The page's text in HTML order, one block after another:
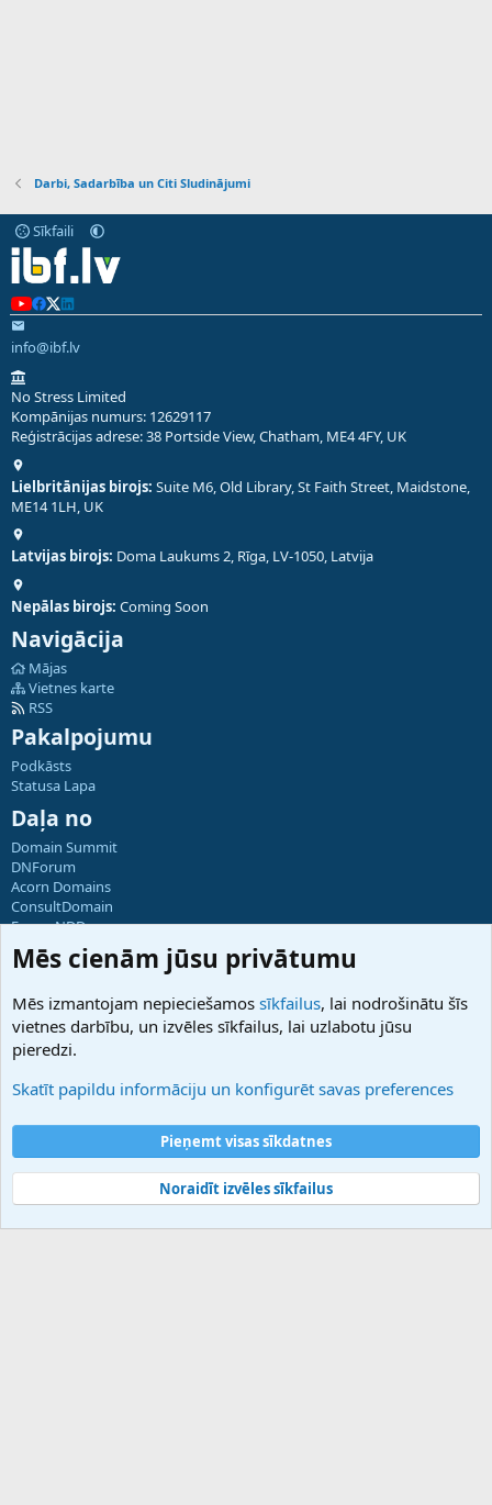
Darbi, Sadarbība un Citi Sludinājumi
Sīkfaili
info@ibf.lv
No Stress Limited
Kompānijas numurs: 12629117
Reģistrācijas adrese: 38 Portside View, Chatham, ME4 4FY, UK
Lielbritānijas birojs: Suite M6, Old Library, St Faith Street, Maidstone,
ME14 1LH, UK
Latvijas birojs: Doma Laukums 2, Rīga, LV-1050, Latvija
Nepālas birojs: Coming Soon
Navigācija
Mājas
Vietnes karte
RSS
Pakalpojumu
Podkāsts
Statusa Lapa
Daļa no
Domain Summit
DNForum
Acorn Domains
ConsultDomain
ForumNDD
Domainforum.ro
27.be
Hostmaria
Atbalsts
Palīdzība
Noteikumi un nosacījumi
Privātuma politika
Community platform by XenForo® © 2010-2025 XenForo Ltd.
Mēs cienām jūsu privātumu
Mēs izmantojam nepieciešamos sīkfailus, lai nodrošinātu šīs
vietnes darbību, un izvēles sīkfailus, lai uzlabotu jūsu
pieredzi.
Skatīt papildu informāciju un konfigurēt savas preferences
Pieņemt visas sīkdatnes
Noraidīt izvēles sīkfailus